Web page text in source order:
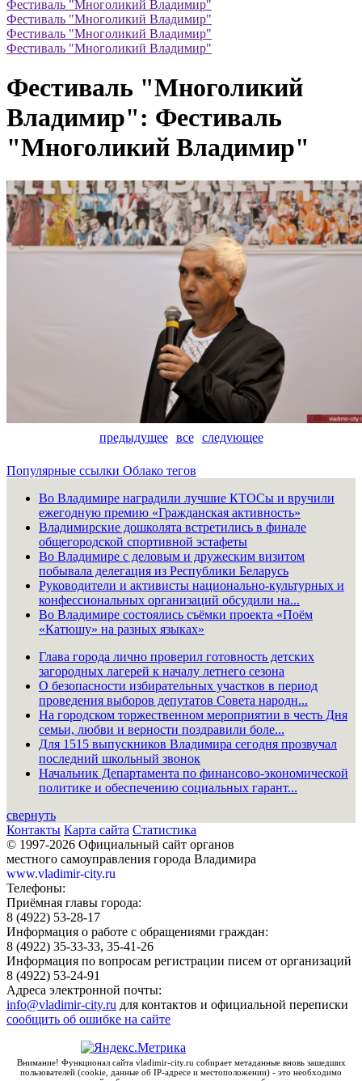
Фестиваль "Многоликий Владимир"
Фестиваль "Многоликий Владимир"
Фестиваль "Многоликий Владимир"
Фестиваль "Многоликий Владимир"
Фестиваль "Многоликий
Владимир": Фестиваль
"Многоликий Владимир"
предыдущее все следующее
Популярные ссылки Облако тегов
Во Владимире наградили лучшие КТОСы и вручили
ежегодную премию «Гражданская активность»
Владимирские дошколята встретились в финале
общегородской спортивной эстафеты
Во Владимире с деловым и дружеским визитом
побывала делегация из Республики Беларусь
Руководители и активисты национально-культурных и
конфессиональных организаций обсудили на...
Во Владимире состоялись съёмки проекта «Поём
«Катюшу» на разных языках»
Глава города лично проверил готовность детских
загородных лагерей к началу летнего сезона
О безопасности избирательных участков в период
проведения выборов депутатов Совета народн...
На городском торжественном мероприятии в честь Дня
семьи, любви и верности поздравили боле...
Для 1515 выпускников Владимира сегодня прозвучал
последний школьный звонок
Начальник Департамента по финансово-экономической
политике и обеспечению социальных гарант...
свернуть
Контакты Карта сайта Статистика
© 1997-2026 Официальный сайт органов
местного самоуправления города Владимира
www.vladimir-city.ru
Телефоны:
Приёмная главы города:
8 (4922) 53-28-17
Информация о работе с обращениями граждан:
8 (4922) 35-33-33, 35-41-26
Информация по вопросам регистрации писем от организаций
8 (4922) 53-24-91
Адреса электронной почты:
info@vladimir-city.ru для контактов и официальной переписки
сообщить об ошибке на сайте
Внимание! Функционал сайта vladimir-city.ru собирает метаданные вновь зашедших
пользователей (cookie, данные об IP-адресе и местоположении) - это необходимо